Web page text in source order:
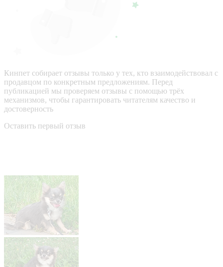
Кинпет собирает отзывы только у тех, кто взаимодействовал с
продавцом по конкретным предложениям. Перед
публикацией мы проверяем отзывы с помощью трёх
механизмов, чтобы гарантировать читателям качество и
достоверность
Оставить первый отзыв